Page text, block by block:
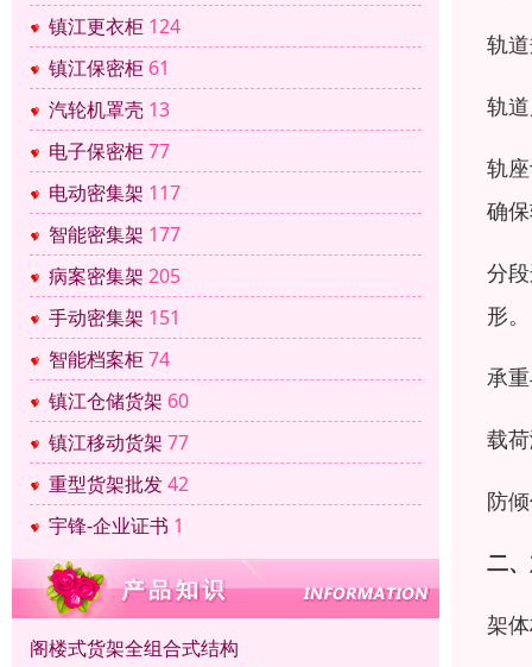
镇江更衣柜 124
镇江保密柜 61
汽轮机罩壳 13
电子保密柜77
电动密集架 117
智能密集架 177
病案密集架 205
手动密集架 151
智能档案柜74
镇江仓储货架 60
镇江移动货架 77
重型货架批发42
宇锋-企业证书 1
阁楼式货架全组合式结构
轨
轨
轨
确
分
形。
承
载
防
二
架